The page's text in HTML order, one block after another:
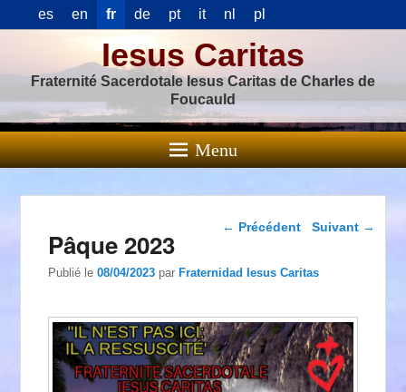
es en fr de pt it nl pl
Iesus Caritas
Fraternité Sacerdotale Iesus Caritas de Charles de
Foucauld
Menu
Navigation dans les
← Précédent Suivant →
Pâque 2023
Publié le08/04/2023 parFraternidad Iesus Caritas